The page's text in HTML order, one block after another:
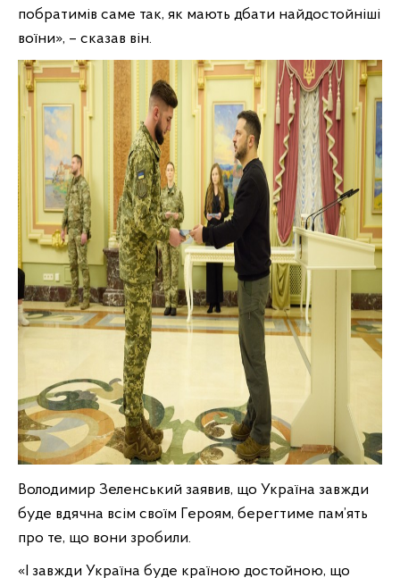
побратимів саме так, як мають дбати найдостойніші
воїни», – сказав він.
Володимир Зеленський заявив, що Україна завжди
буде вдячна всім своїм Героям, берегтиме пам’ять
про те, що вони зробили.
«І завжди Україна буде країною достойною, що